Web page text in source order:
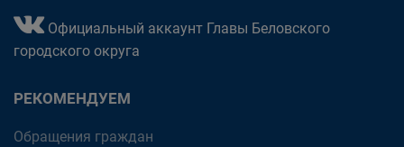
Официальный аккаунт Главы Беловского
городского округа
РЕКОМЕНДУЕМ
Обращения граждан